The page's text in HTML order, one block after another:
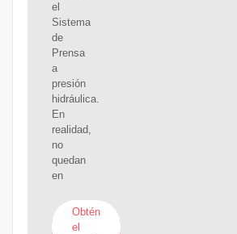
el
Sistema
de
Prensa
a
presión
hidráulica.
En
realidad,
no
quedan
en
Obtén
el